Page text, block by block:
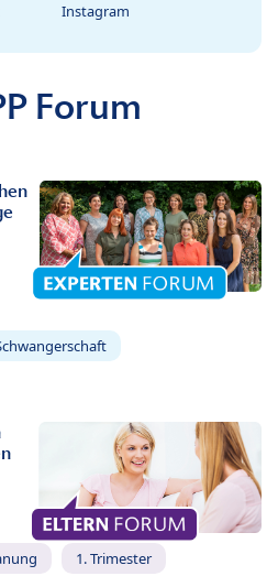
Instagram
Forum
1. Trimester